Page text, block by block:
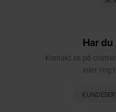
Har
Kontakt os på
eller ring